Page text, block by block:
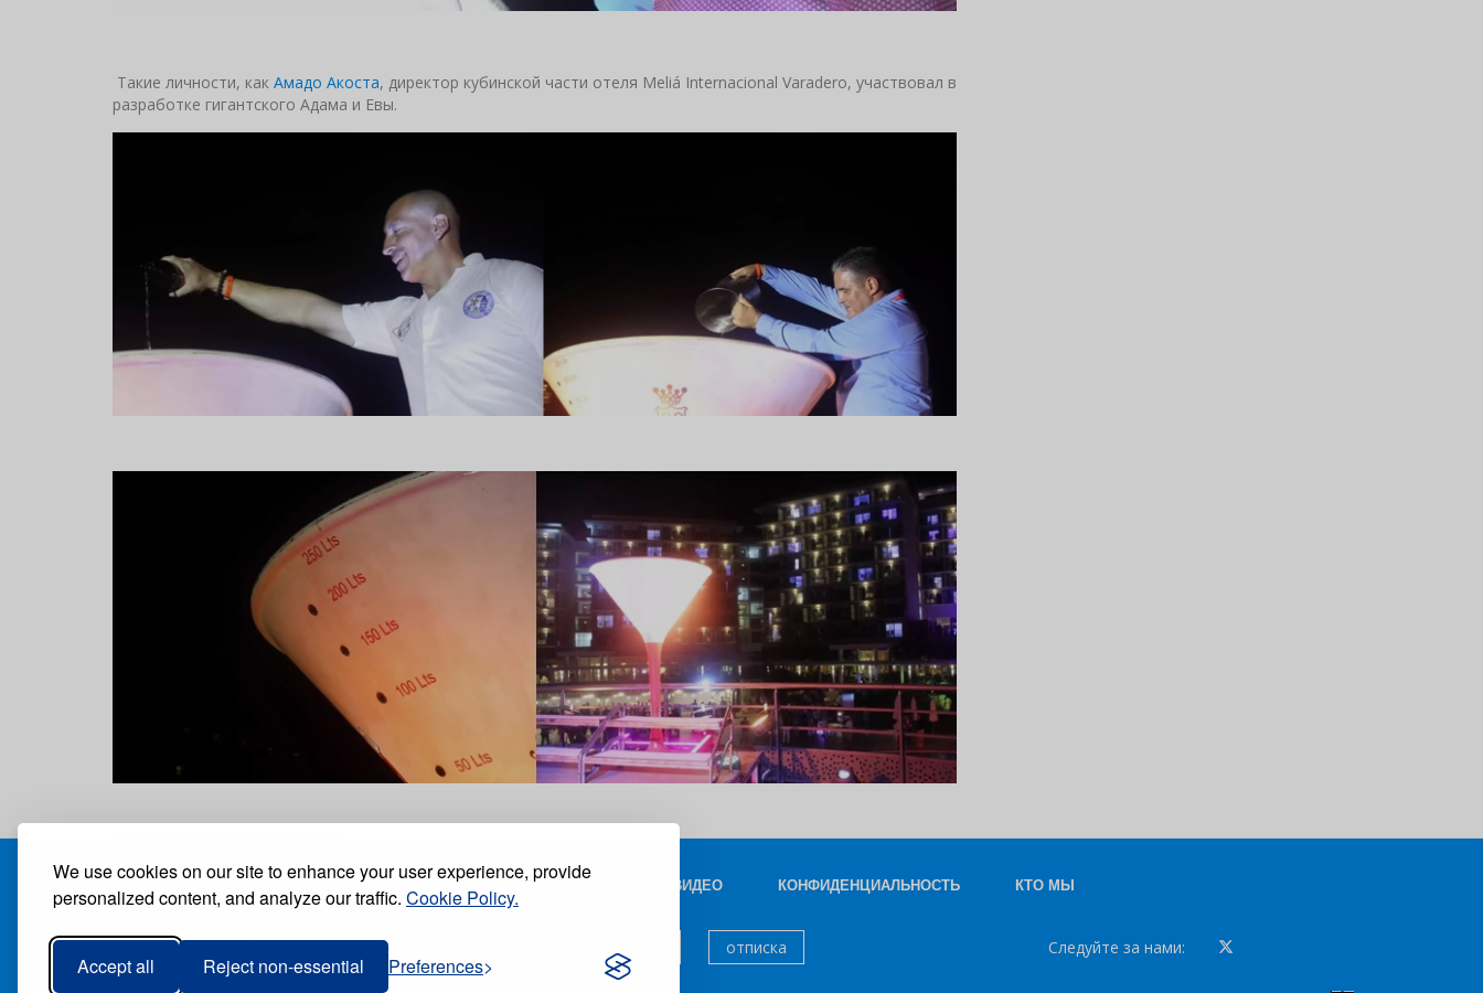
We use cookies on our site to enhance your user experience, provide
personalized content, and analyze our traffic. Cookie Policy.
Accept all Reject non-essential Preferences
Такие личности, как Амадо Акоста, директор кубинской части отеля Meliá Internacional Varadero, участвовал в
разработке гигантского Адама и Евы.
КОНТАКТ ФОТО И ВИДЕО КОНФИДЕНЦИАЛЬНОСТЬ КТО МЫ
Получите нашу бесплатную еженедельную
цифровую газету
отписка Следуйте за нами: